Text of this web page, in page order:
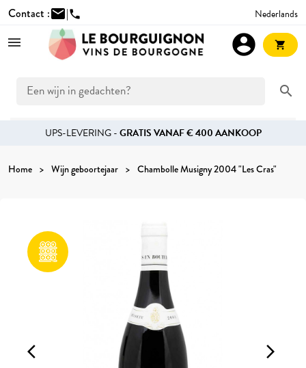
Contact :mail|phone Nederlands
search
account_circle shopping_cart
UPS-LEVERING -GRATIS VANAF € 400 AANKOOP
Home Wijn geboortejaar Chambolle Musigny 2004 "Les Cras"
arrow_forward_ios
arrow_back_ios